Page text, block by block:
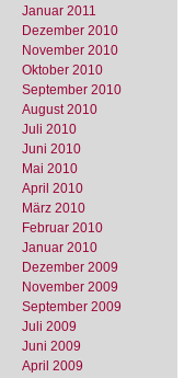
Januar 2011
Dezember 2010
November 2010
Oktober 2010
September 2010
August 2010
Juli 2010
Juni 2010
Mai 2010
April 2010
März 2010
Februar 2010
Januar 2010
Dezember 2009
November 2009
September 2009
Juli 2009
Juni 2009
April 2009